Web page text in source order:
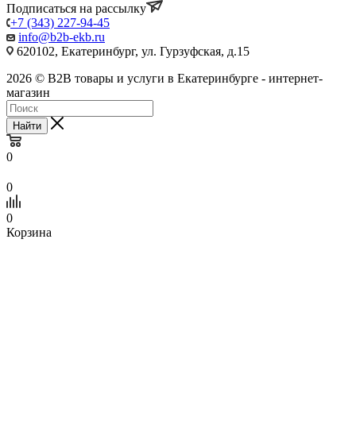
Подписаться на рассылку
+7 (343) 227-94-45
info@b2b-ekb.ru
620102, Екатеринбург, ул. Гурзуфская, д.15
2026 © B2B товары и услуги в Екатеринбурге - интернет-
магазин
Найти
0
0
0
Корзина